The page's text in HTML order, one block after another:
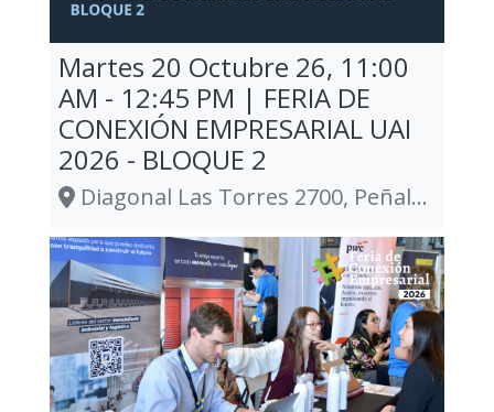
Martes 20 Octubre 26, 11:00
AM - 12:45 PM | FERIA DE
CONEXIÓN EMPRESARIAL UAI
2026 - BLOQUE 2
Diagonal Las Torres 2700, Peñalolén